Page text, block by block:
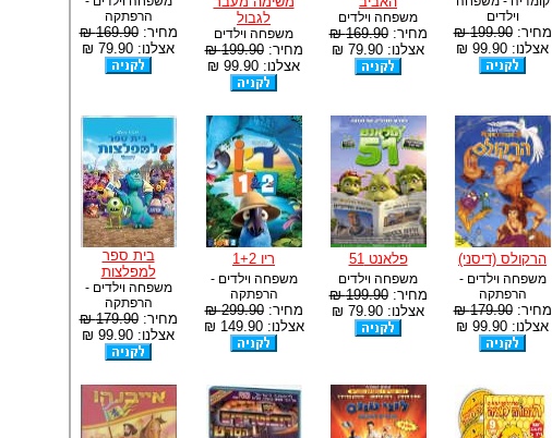
וילדים
מחיר:199.90 ₪
אצלנו: 99.90 ₪
משפחה וילדים
מחיר:169.90 ₪
אצלנו: 79.90 ₪
לגבול
משפחה וילדים
מחיר:199.90 ₪
אצלנו: 99.90 ₪
הרפתקה
מחיר:169.90 ₪
אצלנו: 79.90 ₪
הרקולס (דיסני)
משפחה וילדים -
הרפתקה
מחיר:179.90 ₪
אצלנו: 99.90 ₪
פלאנט 51
משפחה וילדים
מחיר:199.90 ₪
אצלנו: 79.90 ₪
ריו 1+2
משפחה וילדים -
הרפתקה
מחיר:299.90 ₪
אצלנו: 149.90 ₪
בית ספר
למפלצות
משפחה וילדים -
הרפתקה
מחיר:179.90 ₪
אצלנו: 99.90 ₪